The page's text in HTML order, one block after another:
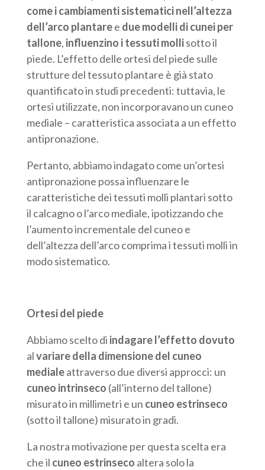
come i cambiamenti sistematici nell’altezza
dell’arco plantaree due modelli di cunei per
tallone, influenzino i tessuti mollisotto il
piede. L’effetto delle ortesi del piede sulle
strutture del tessuto plantare è già stato
quantificato in studi precedenti: tuttavia, le
ortesi utilizzate, non incorporavano un cuneo
mediale – caratteristica associata a un effetto
antipronazione.
Pertanto, abbiamo indagato come un’ortesi
antipronazione possa influenzare le
caratteristiche dei tessuti molli plantari sotto
il calcagno o l’arco mediale, ipotizzando che
l’aumento incrementale del cuneo e
dell’altezza dell’arco comprima i tessuti molli in
modo sistematico.
Ortesi del piede
Abbiamo scelto di indagare l’effetto dovuto
alvariare della dimensione del cuneo
medialeattraverso due diversi approcci: un
cuneo intrinseco (all’interno del tallone)
misurato in millimetri e un cuneo estrinseco
(sotto il tallone) misurato in gradi.
La nostra motivazione per questa scelta era
che il cuneo estrinseco altera solo la